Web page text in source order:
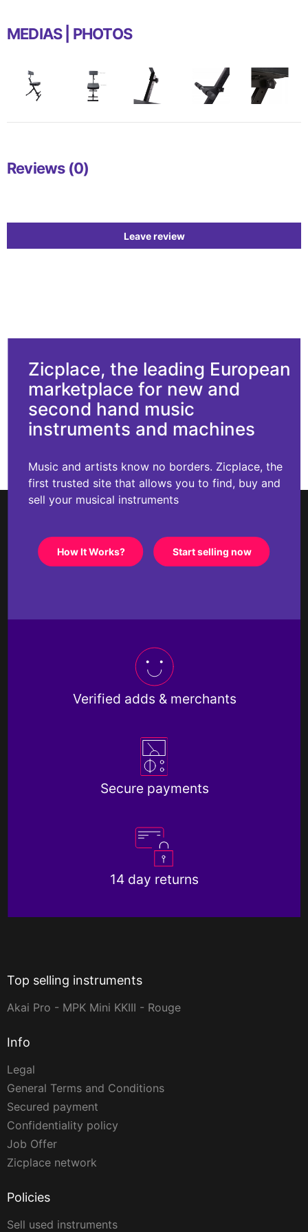
MEDIAS | PHOTOS
Reviews (0)
Leave review
Zicplace, the leading European
marketplace for new and
second hand music
instruments and machines
Music and artists know no borders. Zicplace, the
first trusted site that allows you to find, buy and
sell your musical instruments
How It Works? Start selling now
Verified adds & merchants
Secure payments
14 day returns
Top selling instruments
Akai Pro - MPK Mini KKIII - Rouge
Info
Legal
General Terms and Conditions
Secured payment
Confidentiality policy
Job Offer
Zicplace network
Policies
Sell used instruments